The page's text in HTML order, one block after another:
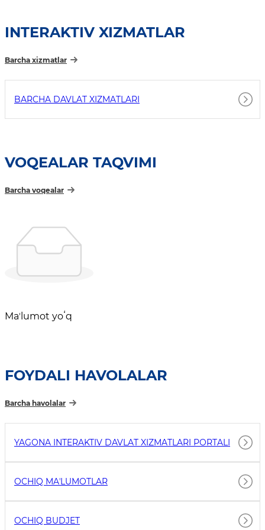
INTERAKTIV XIZMATLAR
Barcha xizmatlar
BARCHA DAVLAT XIZMATLARI
VOQEALAR TAQVIMI
Barcha voqealar
Maʼlumot yoʻq
FOYDALI HAVOLALAR
Barcha havolalar
YAGONA INTERAKTIV DAVLAT XIZMATLARI PORTALI
OCHIQ MAʼLUMOTLAR
OCHIQ BUDJET